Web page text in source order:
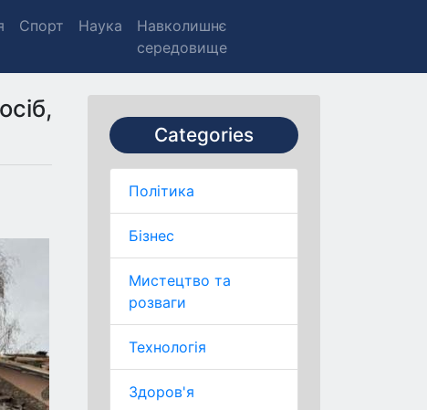
Спорт Наука
Навколишнє
середовище
Categories
Політика
Бізнес
Мистецтво та
розваги
Технологія
Здоров'я